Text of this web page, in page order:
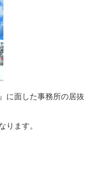
に面した事務所の居抜
ります。